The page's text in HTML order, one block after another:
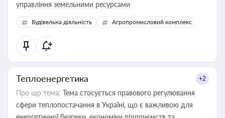
управління земельними ресурсами
Будівельна діяльність Агропромисловий комплекс
Теплоенергетика +2
Про що тема: Тема стосується правового регулювання
сфери теплопостачання в Україні, що є важливою для